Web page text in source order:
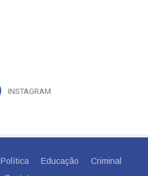
INSTAGRAM
Política Educação
Criminal